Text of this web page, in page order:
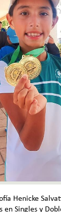
Henicke
en Singles y